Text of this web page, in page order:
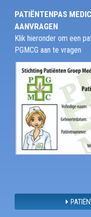
PATIËNTENPAS
AANVRAGEN
Klik hieronder om een
PGMCG aan te vragen